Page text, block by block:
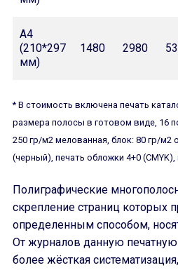
А4
(210*297
мм)
1480 2980
* В стоимость включена печать
размера полосы в готовом виде, 16
250 гр/м2 мелованная, блок: 80 гр/м2
(черный), печать обложки 4+0
Полиграфические
скрепление страниц которых
определенным способом,
От журналов данную
более жёсткая